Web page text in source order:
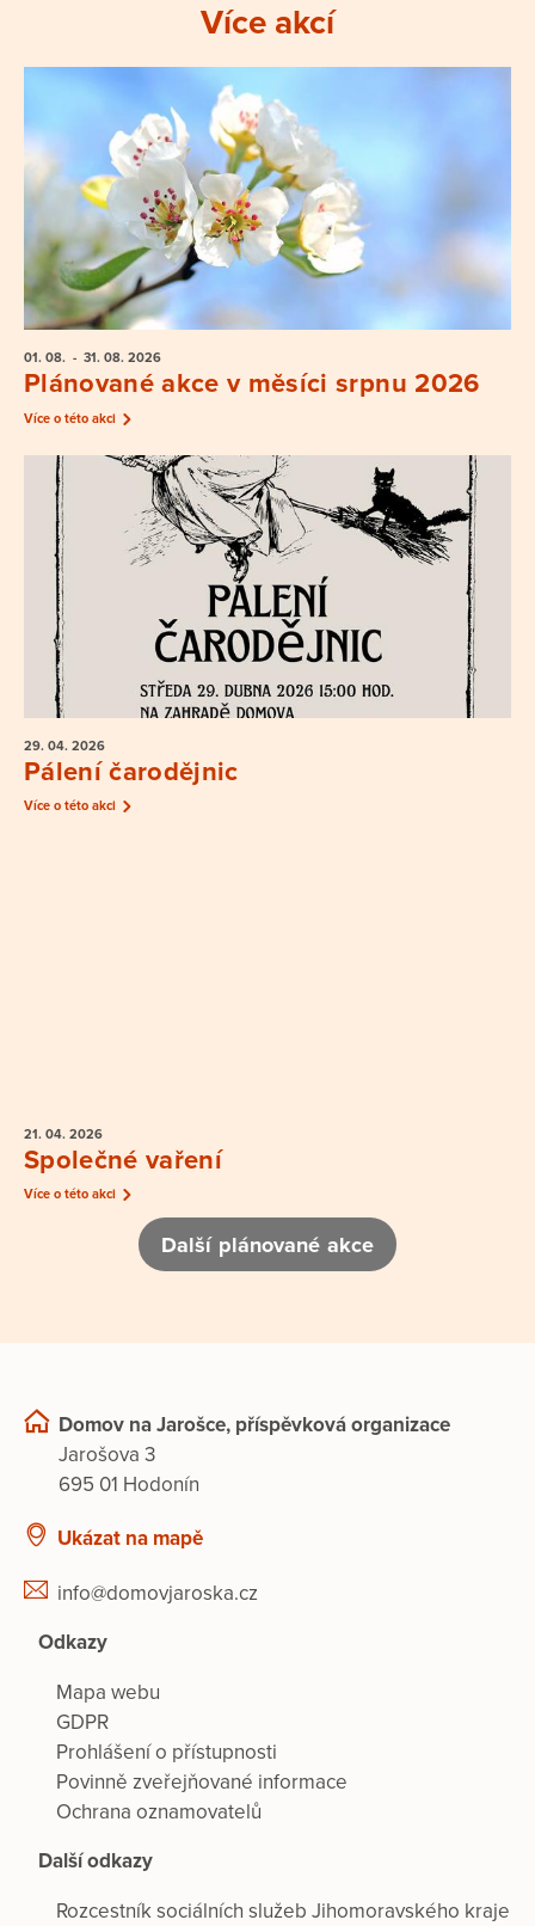
Více akcí
01. 08. - 31. 08. 2026
Plánované akce v měsíci srpnu 2026
Více o této akci
29. 04. 2026
Pálení čarodějnic
Více o této akci
21. 04. 2026
Společné vaření
Více o této akci
Další plánované akce
Domov na Jarošce, příspěvková organizace
Jarošova 3
695 01 Hodonín
Ukázat na mapě
info@domovjaroska.cz
Odkazy
Mapa webu
GDPR
Prohlášení o přístupnosti
Povinně zveřejňované informace
Ochrana oznamovatelů
Další odkazy
Rozcestník sociálních služeb Jihomoravského kraje